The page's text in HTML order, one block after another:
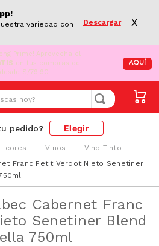
variedad con
Descargar X
Prime! Aprovecha el
en tus compras de
S/79.90
AQUÍ
hoy?
pedido? Elegir
Vinos
Vino Tinto
Franc Petit Verdot Nieto Senetiner
Cabernet Franc
Senetiner Blend
750ml